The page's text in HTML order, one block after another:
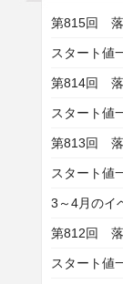
第815回 落
スタート値
第814回 落
スタート値
第813回 落
スタート値
3～4月のイ
第812回 落
スタート値